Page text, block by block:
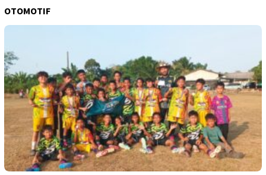
OTOMOTIF